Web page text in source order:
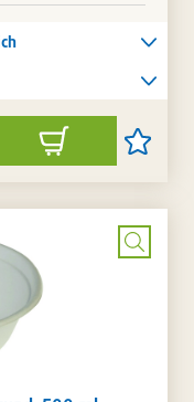
In
den
Artikel
/
Bild